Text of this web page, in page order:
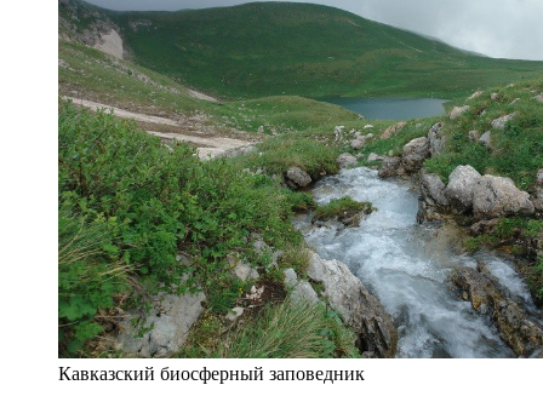
Кавказский биосферный заповедник